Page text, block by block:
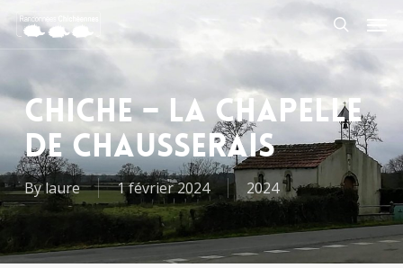
to
CHICHE – LA CHAPELLE
DE CHAUSSERAIS
By laure 1 février 2024 2024